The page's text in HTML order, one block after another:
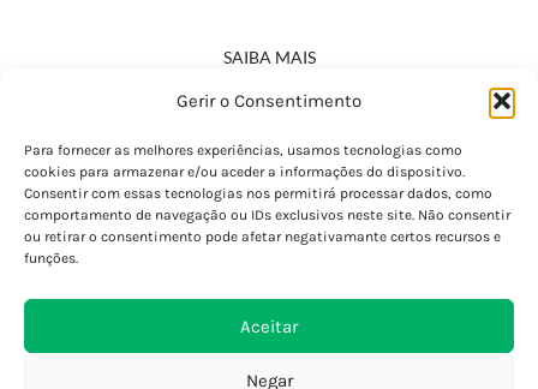
Gerir o Consentimento
Para fornecer as melhores experiências, usamos tecnologias como
cookies para armazenar e/ou aceder a informações do dispositivo.
Consentir com essas tecnologias nos permitirá processar dados, como
comportamento de navegação ou IDs exclusivos neste site. Não consentir
ou retirar o consentimento pode afetar negativamante certos recursos e
funções.
Aceitar
Negar
SAIBA MAIS
Política de Privacidade
Termos e Condições
Perguntas Frequentes
Custos de Envio
Encomendas Internacionais
Devoluções e Trocas